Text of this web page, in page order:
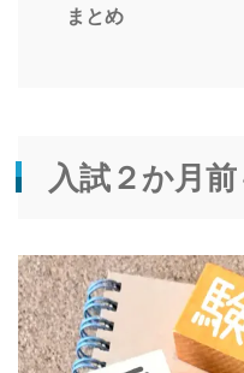
まとめ
入試２か月